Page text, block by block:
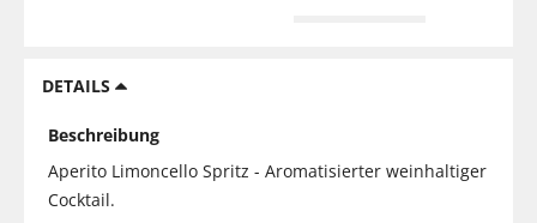
DETAILS
Beschreibung
Aperito Limoncello Spritz - Aromatisierter weinhaltiger
Cocktail.